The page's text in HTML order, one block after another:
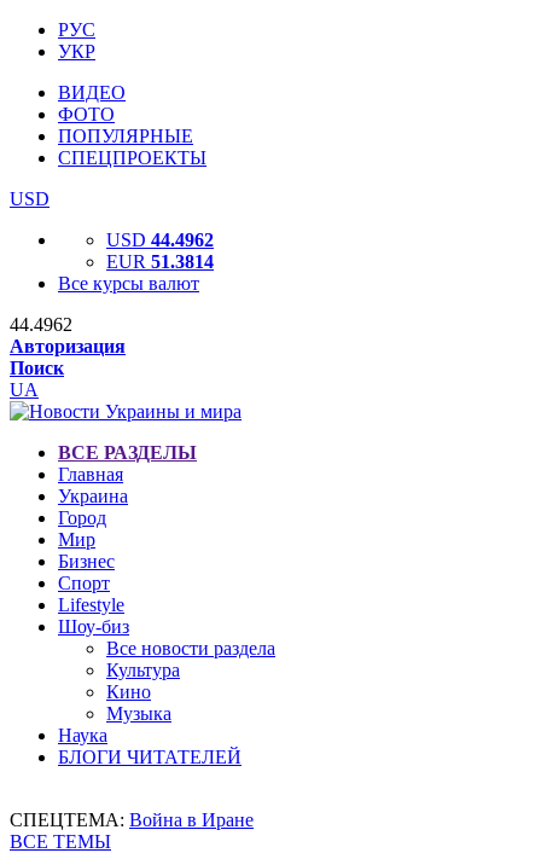
РУС
УКР
ВИДЕО
ФОТО
ПОПУЛЯРНЫЕ
СПЕЦПРОЕКТЫ
USD
USD 44.4962
EUR 51.3814
Все курсы валют
44.4962
Авторизация
Поиск
UA
ВСЕ РАЗДЕЛЫ
Главная
Украина
Город
Мир
Бизнес
Спорт
Lifestyle
Шоу-биз
Все новости раздела
Культура
Кино
Музыка
Наука
БЛОГИ ЧИТАТЕЛЕЙ
СПЕЦТЕМА: Война в Иране
ВСЕ ТЕМЫ